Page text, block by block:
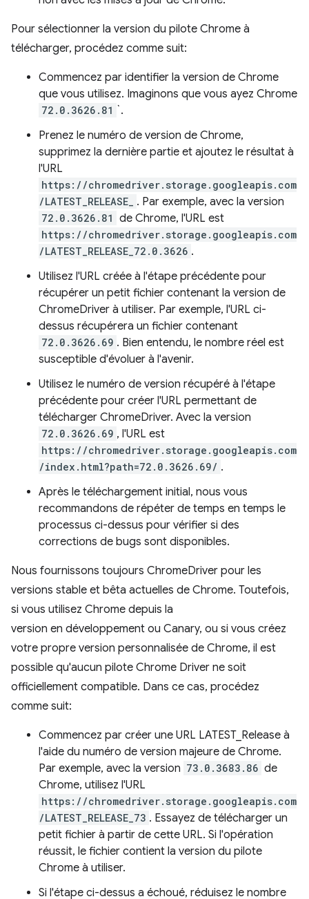
Pour sélectionner la version du pilote Chrome à
télécharger, procédez comme suit:
Commencez par identifier la version de Chrome
que vous utilisez. Imaginons que vous ayez Chrome
72.0.3626.81 `.
Prenez le numéro de version de Chrome,
supprimez la dernière partie et ajoutez le résultat à
l'URL
https://chromedriver.storage.googleapis.com
/LATEST_RELEASE_
. Par exemple, avec la version
72.0.3626.81 de Chrome, l'URL est
https://chromedriver.storage.googleapis.com
/LATEST_RELEASE_72.0.3626 .
Utilisez l'URL créée à l'étape précédente pour
récupérer un petit fichier contenant la version de
ChromeDriver à utiliser. Par exemple, l'URL ci-
dessus récupérera un fichier contenant
72.0.3626.69 . Bien entendu, le nombre réel est
susceptible d'évoluer à l'avenir.
Utilisez le numéro de version récupéré à l'étape
précédente pour créer l'URL permettant de
télécharger ChromeDriver. Avec la version
72.0.3626.69 , l'URL est
https://chromedriver.storage.googleapis.com
/index.html?path=72.0.3626.69/ .
Après le téléchargement initial, nous vous
recommandons de répéter de temps en temps le
processus ci-dessus pour vérifier si des
corrections de bugs sont disponibles.
Nous fournissons toujours ChromeDriver pour les
versions stable et bêta actuelles de Chrome. Toutefois,
si vous utilisez Chrome depuis la
version en développement ou Canary, ou si vous créez
votre propre version personnalisée de Chrome, il est
possible qu'aucun pilote Chrome Driver ne soit
officiellement compatible. Dans ce cas, procédez
comme suit:
Commencez par créer une URL LATEST_Release à
l'aide du numéro de version majeure de Chrome.
Par exemple, avec la version 73.0.3683.86 de
Chrome, utilisez l'URL
https://chromedriver.storage.googleapis.com
/LATEST_RELEASE_73 . Essayez de télécharger un
petit fichier à partir de cette URL. Si l'opération
réussit, le fichier contient la version du pilote
Chrome à utiliser.
Si l'étape ci-dessus a échoué, réduisez le nombre